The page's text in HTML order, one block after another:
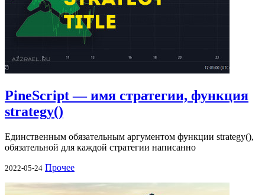
PineScript — имя стратегии, функция
strategy()
Единственным обязательным аргументом функции strategy(),
обязательной для каждой стратегии написанно
2022-05-24 Прочее